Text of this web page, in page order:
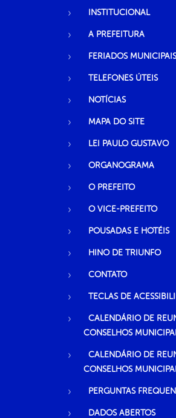
INSTITUCIONAL
A PREFEITURA
FERIADOS MUNICIPAIS
TELEFONES ÚTEIS
NOTÍCIAS
MAPA DO SITE
LEI PAULO GUSTAVO
ORGANOGRAMA
O PREFEITO
O VICE-PREFEITO
POUSADAS E HOTÉIS
HINO DE TRIUNFO
CONTATO
TECLAS DE
CALENDÁRIO DE
CONSELHOS
CALENDÁRIO DE
CONSELHOS
PERGUNTAS
DADOS ABERTOS